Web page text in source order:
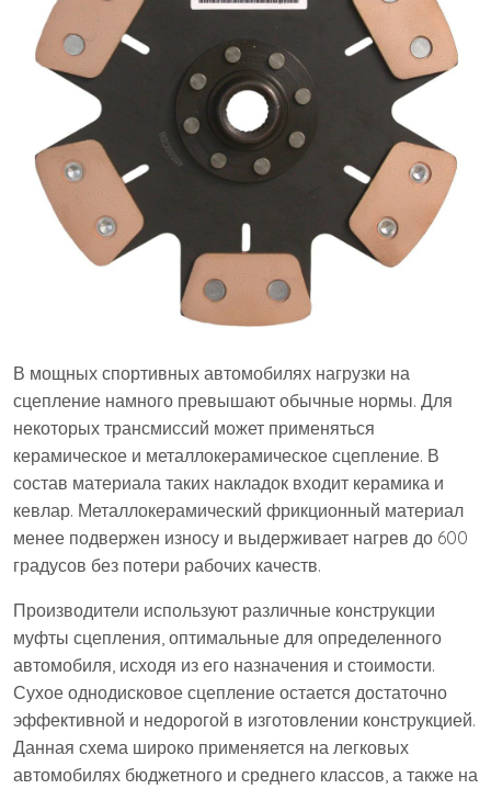
В мощных спортивных автомобилях нагрузки на
сцепление намного превышают обычные нормы. Для
некоторых трансмиссий может применяться
керамическое и металлокерамическое сцепление. В
состав материала таких накладок входит керамика и
кевлар. Металлокерамический фрикционный материал
менее подвержен износу и выдерживает нагрев до 600
градусов без потери рабочих качеств.
Производители используют различные конструкции
муфты сцепления, оптимальные для определенного
автомобиля, исходя из его назначения и стоимости.
Сухое однодисковое сцепление остается достаточно
эффективной и недорогой в изготовлении конструкцией.
Данная схема широко применяется на легковых
автомобилях бюджетного и среднего классов, а также на